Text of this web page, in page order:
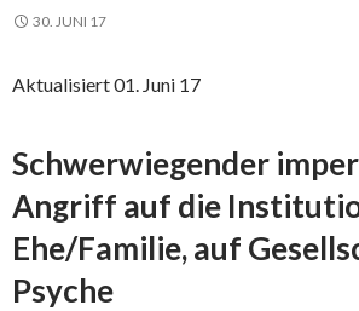
30. JUNI 17
Aktualisiert 01. Juni 17
Schwerwiegender
Angriff auf die
Ehe/Familie, auf
Psyche